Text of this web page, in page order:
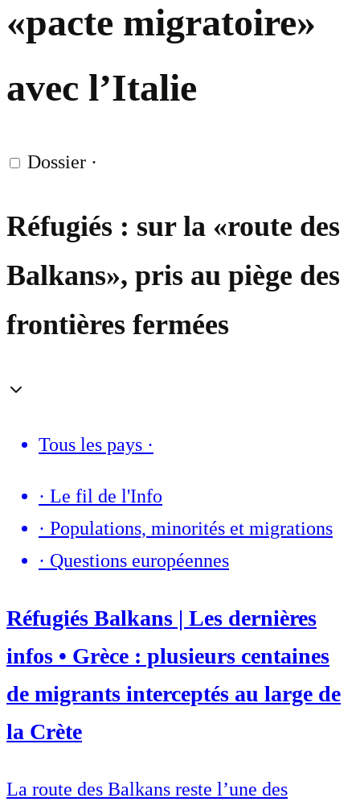
«pacte migratoire»
avec l’Italie
Dossier ·
Réfugiés : sur la «route des
Balkans», pris au piège des
frontières fermées
Tous les pays ·
· Le fil de l'Info
· Populations, minorités et migrations
· Questions européennes
Réfugiés Balkans | Les dernières
infos • Grèce : plusieurs centaines
de migrants interceptés au large de
la Crète
La route des Balkans reste l’une des